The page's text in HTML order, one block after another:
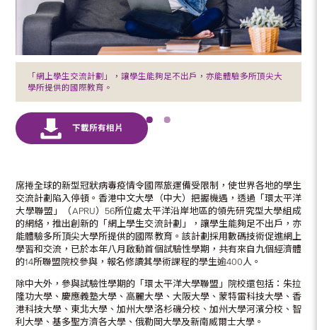
「網上學生交流計劃」，讓學生能夠足不出戶，亦能體驗多所頂尖大
學所提供的國際教育。
席捲全球的新型冠狀病毒疫情令國際旅運備受限制，使世界各地的學生
交流計劃陷入停頓。香港中文大學（中大）把握機遇，透過「環太平洋
大學聯盟」（APRU）56所位處太平洋沿岸地區的領先研究型大學組成
的網絡，推出創新的「網上學生交流計劃」，讓學生能夠足不出戶，亦
能體驗多所頂尖大學所提供的國際教育。該計劃採用數碼技術促進網上
學習和交流，已於本年八月啟動首個試驗性學期，共有來自九個經濟體
的14所聯盟院校參與，報名修讀其學術課程的學生逾400人。
除中大外，參與試驗性學期的「環太平洋大學聯盟」院校還包括：朱拉
隆功大學、慶應義塾大學、高麗大學、大阪大學、蒙特雷科技大學、香
港科技大學、東北大學、加州大學洛杉磯分校、加州大學河濱分校、智
利大學、基多聖方濟各大學、俄勒岡大學及新南威爾士大學。